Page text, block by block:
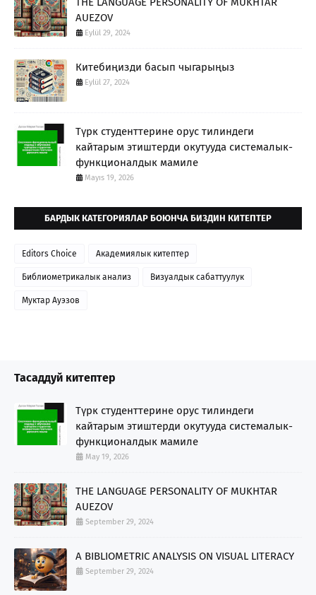
AUEZOV
Eylül 29, 2024
Китебиңизди басып чыгарыңыз
Eylül 27, 2024
Түрк студенттерине орус тилиндеги
кайтарым этиштерди окутууда системалык-
функционалдык мамиле
Mayıs 19, 2026
БАРДЫК КАТЕГОРИЯЛАР БОЮНЧА БИЗДИН КИТЕПТЕР
Editors Choice Академиялык китептер
Библиометрикалык анализ Визуалдык сабаттуулук
Муктар Ауэзов
Тасаддуй китептер
Түрк студенттерине орус тилиндеги
кайтарым этиштерди окутууда системалык-
функционалдык мамиле
May 19, 2026
THE LANGUAGE PERSONALITY OF MUKHTAR
AUEZOV
September 29, 2024
A BIBLIOMETRIC ANALYSIS ON VISUAL LITERACY
September 29, 2024